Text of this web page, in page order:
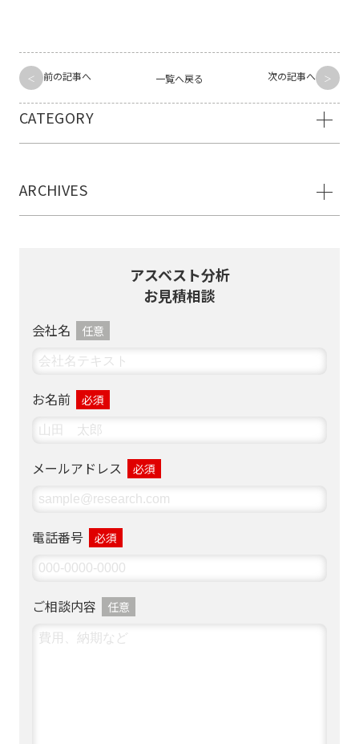
前の記事へ 一覧へ戻る 次の記事へ
CATEGORY
ARCHIVES
アスベスト分析
お見積相談
会社名 任意
お名前 必須
メールアドレス 必須
電話番号 必須
ご相談内容 任意